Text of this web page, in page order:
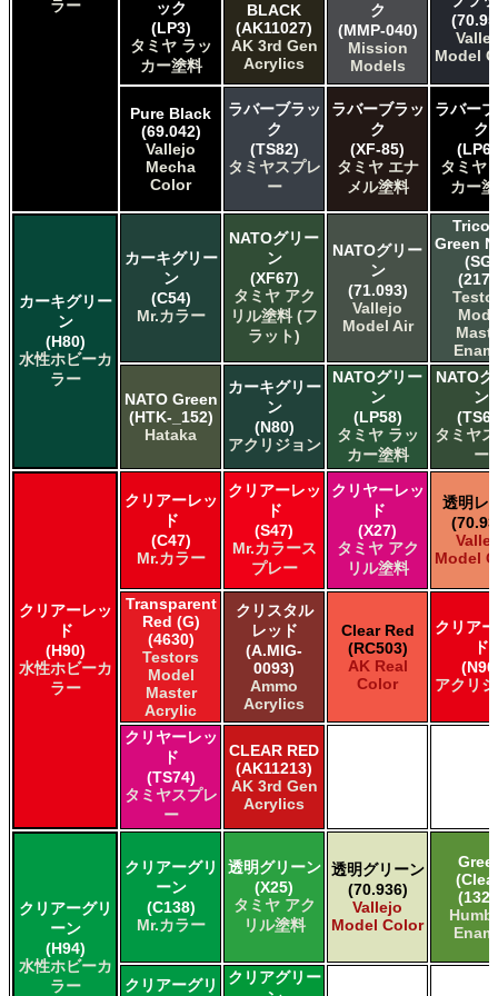
ラー
ック
(LP3)
タミヤ ラッ
カー塗料
BLACK
(AK11027)
AK 3rd Gen
Acrylics
ク
(MMP-040)
Mission
Models
Model
Pure Black
(69.042)
Vallejo
Mecha
Color
ラバーブラッ
ク
(TS82)
タミヤスプレ
ー
ラバーブラッ
ク
(XF-85)
タミヤ エナ
メル塗料
ラバー
ク
タミヤ
カー
カーキグリー
ン
(H80)
水性ホビーカ
ラー
カーキグリー
ン
(C54)
Mr.カラー
NATOグリー
ン
(XF67)
タミヤ アク
リル塗料 (フ
ラット)
NATOグリー
ン
(71.093)
Vallejo
Model Air
Green
(SG)
NATO Green
(HTK-_152)
Hataka
カーキグリー
ン
(N80)
アクリジョン
NATOグリー
ン
(LP58)
タミヤ ラッ
カー塗料
NATO
ン
タミヤ
ー
クリアーレッ
ド
(H90)
水性ホビーカ
ラー
クリアーレッ
ド
(C47)
Mr.カラー
クリアーレッ
ド
(S47)
Mr.カラース
プレー
クリヤーレッ
ド
(X27)
タミヤ アク
リル塗料
透明レ
Model
Transparent
Red (G)
(4630)
Testors
Model
Master
Acrylic
クリスタル
レッド
(A.MIG-
0093)
Ammo
Acrylics
Clear Red
(RC503)
AK Real
Color
クリア
ド
アクリ
クリヤーレッ
ド
(TS74)
タミヤスプレ
ー
CLEAR RED
(AK11213)
AK 3rd Gen
Acrylics
クリアーグリ
ーン
(H94)
水性ホビーカ
ラー
クリアーグリ
ーン
(C138)
Mr.カラー
透明グリーン
(X25)
タミヤ アク
リル塗料
透明グリーン
(70.936)
Vallejo
Model Color
クリアーグリ
クリアグリー